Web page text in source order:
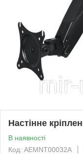
Настінне
В наявності
Код: AEMNT00032A